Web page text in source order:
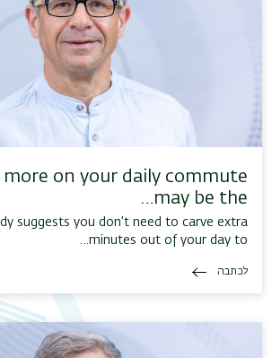
on your daily commute
may be the…
suggests you don’t need to carve extra
minutes out of your day to…
לכתבה